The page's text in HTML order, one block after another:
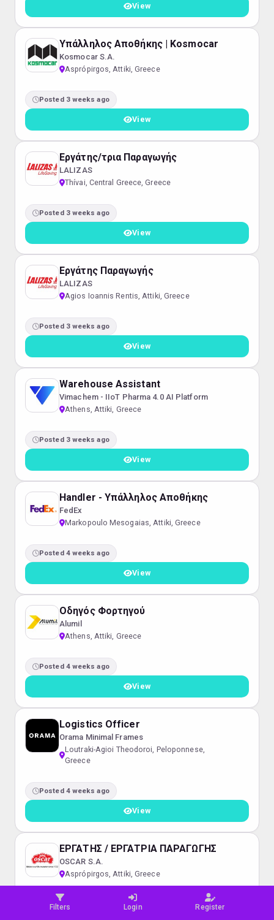
View
Yπάλληλος Αποθήκης | Kosmocar
Kosmocar S.A.
Asprópirgos, Attiki, Greece
Posted 3 weeks ago
View
Εργάτης/τρια Παραγωγής
LALIZAS
Thívai, Central Greece, Greece
Posted 3 weeks ago
View
Εργάτης Παραγωγής
LALIZAS
Agios Ioannis Rentis, Attiki, Greece
Posted 3 weeks ago
View
Warehouse Assistant
Vimachem - IIoT Pharma 4.0 AI Platform
Athens, Attiki, Greece
Posted 3 weeks ago
View
Handler - Υπάλληλος Αποθήκης
FedEx
Markopoulo Mesogaias, Attiki, Greece
Posted 4 weeks ago
View
Οδηγός Φορτηγού
Alumil
Athens, Attiki, Greece
Posted 4 weeks ago
View
Logistics Officer
Orama Minimal Frames
Loutraki-Agioi Theodoroi, Peloponnese,
Greece
Posted 4 weeks ago
View
ΕΡΓΑΤΗΣ / ΕΡΓΑΤΡΙΑ ΠΑΡΑΓΩΓΗΣ
OSCAR S.A.
Asprópirgos, Attiki, Greece
Posted 4 weeks ago
Filters Login Register